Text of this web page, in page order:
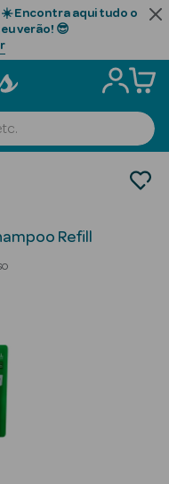
Encontra aqui tudo o
verão! 😎
Refill